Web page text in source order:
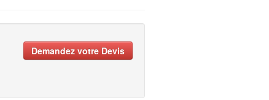
Demandez votre Devis